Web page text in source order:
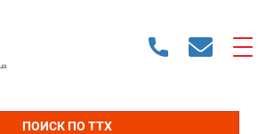
ПОИСК ПО ТТХ